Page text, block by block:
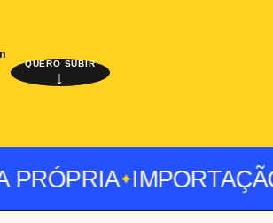
QUERO SUBIR
↓
✦IMPORTAÇÃO✦